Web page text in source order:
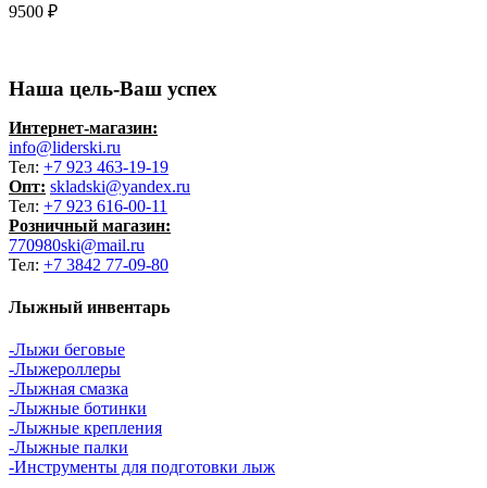
9500 ₽
Наша цель-Ваш успех
Интернет-магазин:
info@liderski.ru
Тел: +7 923 463-19-19
Опт: skladski@yandex.ru
Тел: +7 923 616-00-11
Розничный магазин:
770980ski@mail.ru
Тел: +7 3842 77-09-80
Лыжный инвентарь
-Лыжи беговые
-Лыжероллеры
-Лыжная смазка
-Лыжные ботинки
-Лыжные крепления
-Лыжные палки
-Инструменты для подготовки лыж